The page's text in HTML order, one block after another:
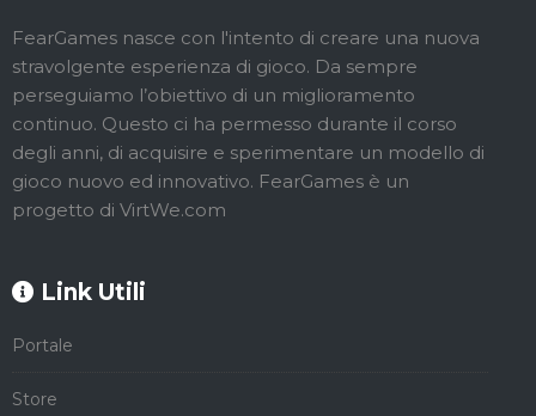
FearGames nasce con l'intento di creare una nuova
stravolgente esperienza di gioco. Da sempre
perseguiamo l’obiettivo di un miglioramento
continuo. Questo ci ha permesso durante il corso
degli anni, di acquisire e sperimentare un modello di
gioco nuovo ed innovativo. FearGames è un
progetto di VirtWe.com
Link Utili
Portale
Store